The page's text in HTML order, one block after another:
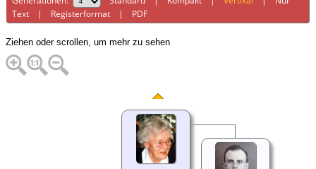
Text | Registerformat | PDF
Ziehen oder scrollen, um mehr zu sehen